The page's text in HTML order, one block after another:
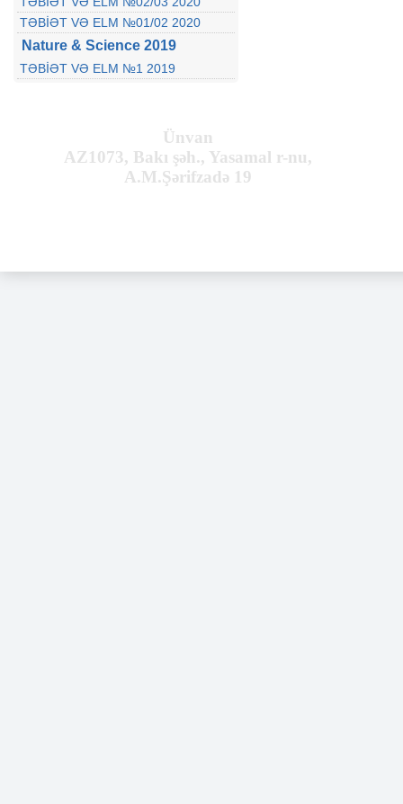
TƏBİƏT VƏ ELM №01/02 2020
Nature & Science 2019
TƏBİƏT VƏ ELM №1 2019
Ünvan
AZ1073, Bakı şəh., Yasamal r-nu,
A.M.Şərifzadə 19